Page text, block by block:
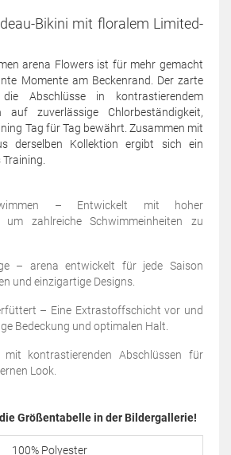
Bikini mit floralem Limited-
arena Flowers ist für mehr gemacht
Momente am Beckenrand. Der zarte
Abschlüsse in kontrastierendem
auf zuverlässige Chlorbeständigkeit,
Tag für Tag bewährt. Zusammen mit
derselben Kollektion ergibt sich ein
– Entwickelt mit hoher
um zahlreiche Schwimmeinheiten zu
– arena entwickelt für jede Saison
und einzigartige Designs.
– Eine Extrastoffschicht vor und
Bedeckung und optimalen Halt.
mit kontrastierenden Abschlüssen für
Look.
Größentabelle in der Bildergallerie!
100% Polyester